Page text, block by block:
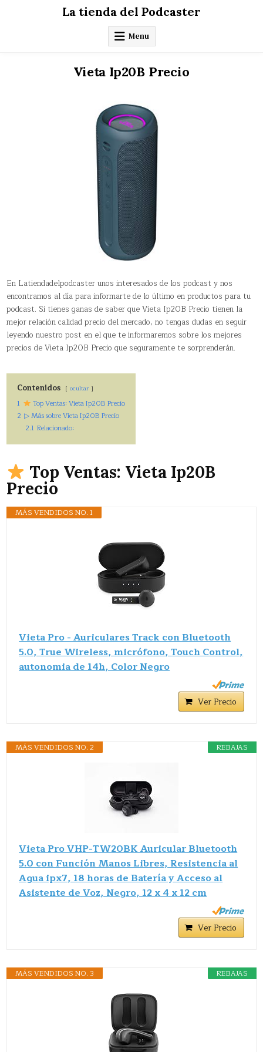
La tienda del Podcaster
Menu
Vieta Ip20B Precio
En Latiendadelpodcaster unos interesados de los podcast y nos
encontramos al día para informarte de lo último en productos para tu
podcast. Si tienes ganas de saber que Vieta Ip20B Precio tienen la
mejor relación calidad precio del mercado, no tengas dudas en seguir
leyendo nuestro post en el que te informaremos sobre los mejores
precios de Vieta Ip20B Precio que seguramente te sorprenderán.
Contenidos ocultar
1
Top Ventas: Vieta Ip20B Precio
2 ▷ Más sobre Vieta Ip20B Precio
2.1 Relacionado:
Top Ventas: Vieta Ip20B
Precio
MÁS VENDIDOS NO. 1
Vieta Pro - Auriculares Track con Bluetooth
5.0, True Wireless, micrófono, Touch Control,
autonomia de 14h, Color Negro
Ver Precio
REBAJAS
MÁS VENDIDOS NO. 2
Vieta Pro VHP-TW20BK Auricular Bluetooth
5.0 con Función Manos Libres, Resistencia al
Agua ipx7, 18 horas de Batería y Acceso al
Asistente de Voz, Negro, 12 x 4 x 12 cm
Ver Precio
REBAJAS
MÁS VENDIDOS NO. 3